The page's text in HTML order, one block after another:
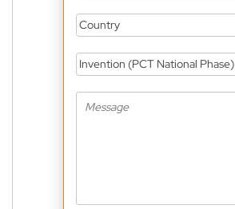
Country
Invention (PCT National Phase)